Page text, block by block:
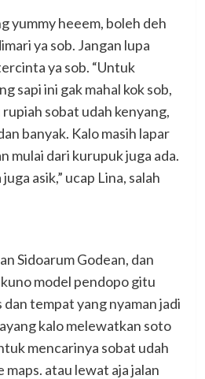
yummy heeem, boleh deh
ya sob. Jangan lupa
ya sob. “Untuk
sapi ini gak mahal kok sob,
sobat udah kenyang,
banyak. Kalo masih lapar
mulai dari kurupuk juga ada.
asik,” ucap Lina, salah
Sidoarum Godean, dan
model pendopo gitu
dan tempat yang nyaman jadi
kalo melewatkan soto
mencarinya sobat udah
maps. atau lewat aja jalan